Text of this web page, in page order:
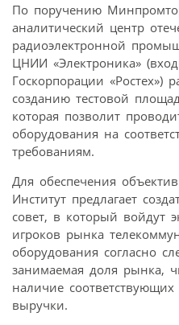
По поручению
аналитический центр
радиоэлектронной
ЦНИИ «Электроника»
Госкорпорации «Ростех»)
созданию тестовой
которая позволит
оборудования на
требованиям.
Для обеспечения
Институт предлагает
совет, в который войдут
игроков рынка
оборудования согласно
занимаемая доля рынка,
наличие
выручки.